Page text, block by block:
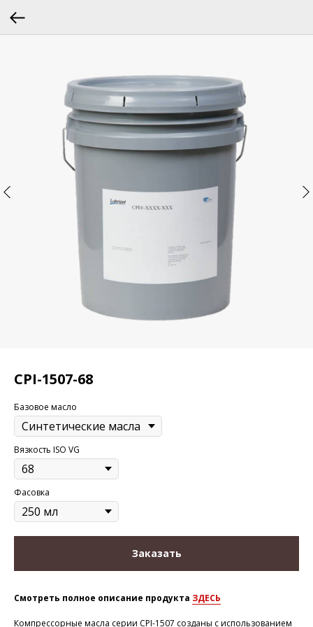
CPI-1507-68
Базовое масло
Вязкость ISO VG
Фасовка
Заказать
Смотреть полное описание продукта ЗДЕСЬ
Компрессорные масла серии CPI-1507 созданы с использованием